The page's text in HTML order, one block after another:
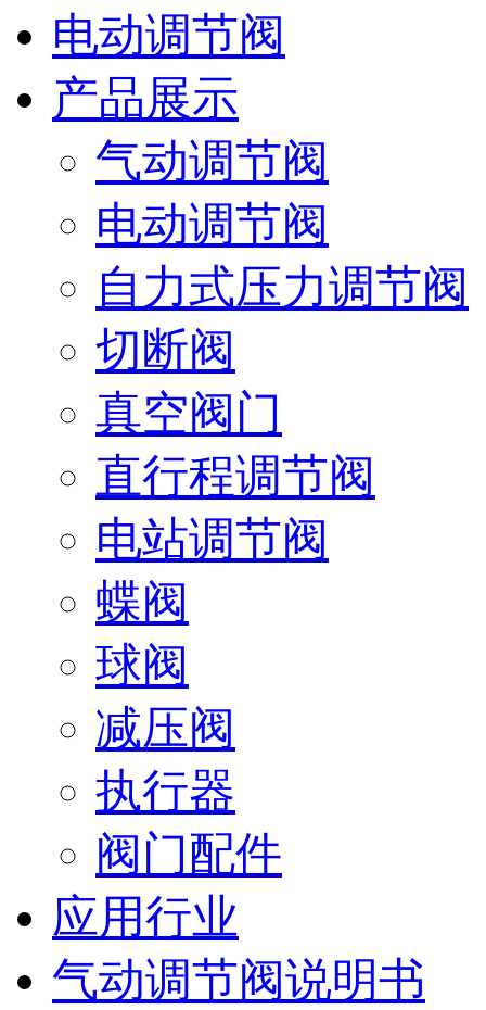
电动调节阀
产品展示
气动调节阀
电动调节阀
自力式压力调节阀
切断阀
真空阀门
直行程调节阀
电站调节阀
蝶阀
球阀
减压阀
执行器
阀门配件
应用行业
气动调节阀说明书